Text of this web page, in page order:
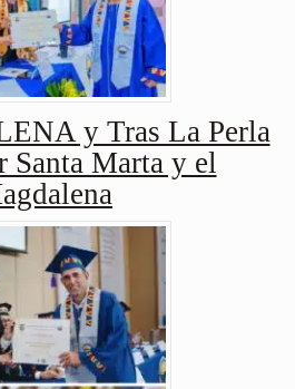
y Tras La Perla
Santa Marta y el